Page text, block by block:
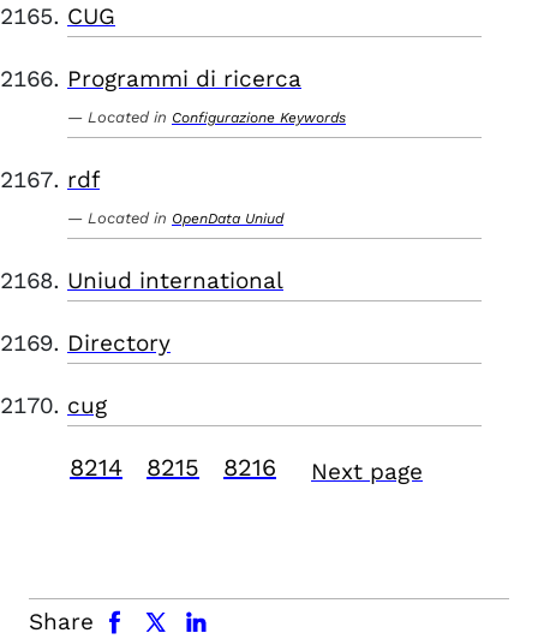
CUG
Programmi di ricerca
Located in Configurazione Keywords
rdf
Located in OpenData Uniud
Uniud international
Directory
cug
8214 8215 8216 Next page
Share
facebook x.com linkedin